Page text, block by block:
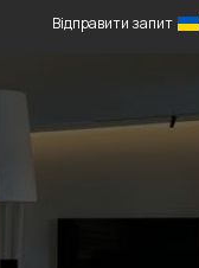
Відправити запит